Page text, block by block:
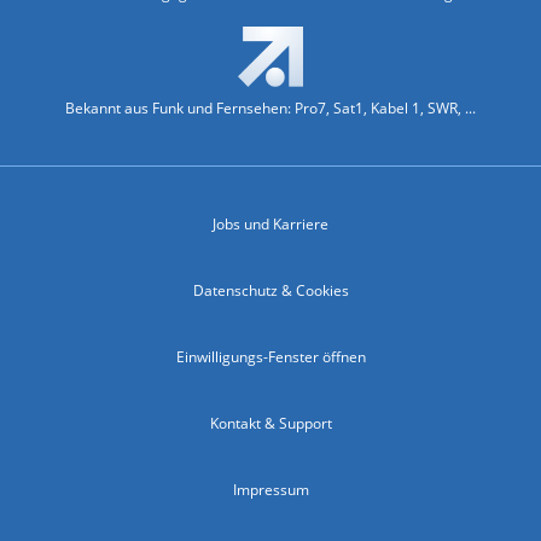
Bekannt aus Funk und Fernsehen: Pro7, Sat1, Kabel 1, SWR, ...
Jobs und Karriere
Datenschutz & Cookies
Einwilligungs-Fenster öffnen
Kontakt & Support
Impressum